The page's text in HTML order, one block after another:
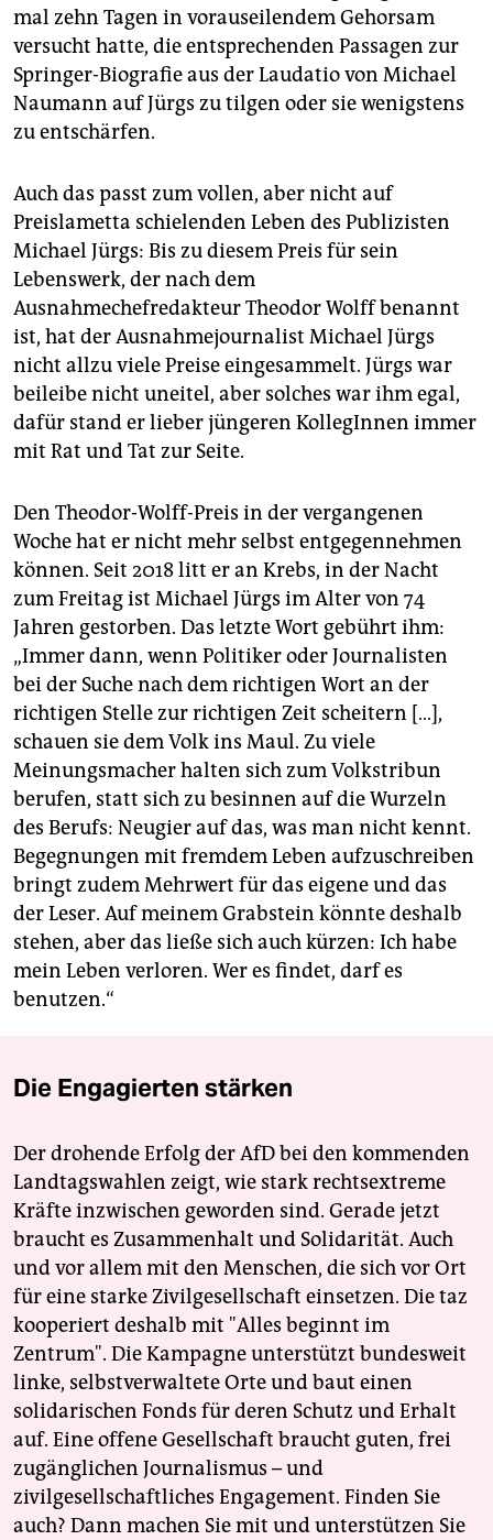
mal zehn Tagen in vorauseilendem Gehorsam
versucht hatte, die entsprechenden Passagen zur
Springer-Biografie aus der Laudatio von Michael
Naumann auf Jürgs zu tilgen oder sie wenigstens
zu entschärfen.
Auch das passt zum vollen, aber nicht auf
Preislametta schielenden Leben des Publizisten
Michael Jürgs: Bis zu diesem Preis für sein
Lebenswerk, der nach dem
Ausnahmechefredakteur Theodor Wolff benannt
ist, hat der Ausnahmejournalist Michael Jürgs
nicht allzu viele Preise eingesammelt. Jürgs war
beileibe nicht uneitel, aber solches war ihm egal,
dafür stand er lieber jüngeren KollegInnen immer
mit Rat und Tat zur Seite.
Den Theodor-Wolff-Preis in der vergangenen
Woche hat er nicht mehr selbst entgegennehmen
können. Seit 2018 litt er an Krebs, in der Nacht
zum Freitag ist Michael Jürgs im Alter von 74
Jahren gestorben. Das letzte Wort gebührt ihm:
„Immer dann, wenn Politiker oder Journalisten
bei der Suche nach dem richtigen Wort an der
richtigen Stelle zur richtigen Zeit scheitern […],
schauen sie dem Volk ins Maul. Zu viele
Meinungsmacher halten sich zum Volkstribun
berufen, statt sich zu besinnen auf die Wurzeln
des Berufs: Neugier auf das, was man nicht kennt.
Begegnungen mit fremdem Leben aufzuschreiben
bringt zudem Mehrwert für das eigene und das
der Leser. Auf meinem Grabstein könnte deshalb
stehen, aber das ließe sich auch kürzen: Ich habe
mein Leben verloren. Wer es findet, darf es
benutzen.“
Die Engagierten stärken
Der drohende Erfolg der AfD bei den kommenden
Landtagswahlen zeigt, wie stark rechtsextreme
Kräfte inzwischen geworden sind. Gerade jetzt
braucht es Zusammenhalt und Solidarität. Auch
und vor allem mit den Menschen, die sich vor Ort
für eine starke Zivilgesellschaft einsetzen. Die taz
kooperiert deshalb mit "Alles beginnt im
Zentrum". Die Kampagne unterstützt bundesweit
linke, selbstverwaltete Orte und baut einen
solidarischen Fonds für deren Schutz und Erhalt
auf. Eine offene Gesellschaft braucht guten, frei
zugänglichen Journalismus – und
zivilgesellschaftliches Engagement. Finden Sie
auch? Dann machen Sie mit und unterstützen Sie